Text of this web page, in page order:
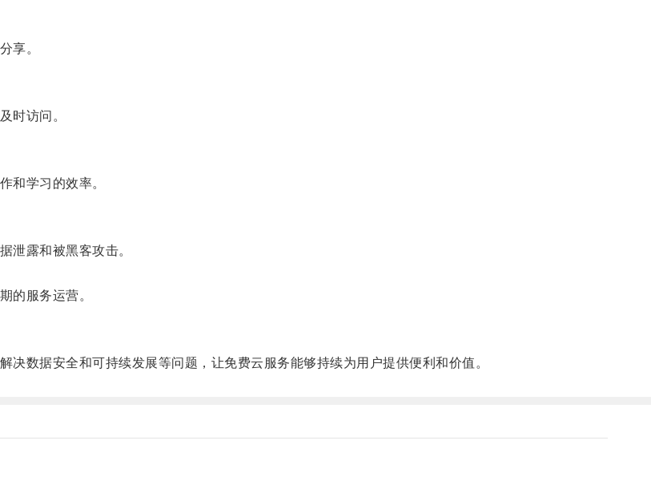
享。
时访问。
学习的效率。
露和被黑客攻击。
的服务运营。
数据安全和可持续发展等问题，让免费云服务能够持续为用户提供便利和价值。